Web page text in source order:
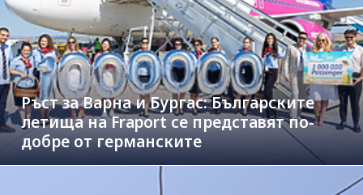
Ръст за Варна и Бургас: Българските
летища на Fraport се представят по-
добре от германските